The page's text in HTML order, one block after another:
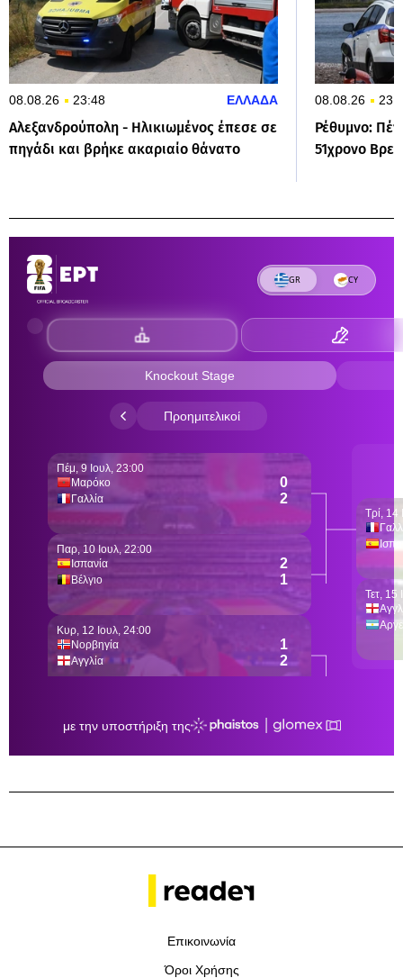
08.08.26 23:48 ΕΛΛΑΔΑ
Αλεξανδρούπολη - Ηλικιωμένος έπεσε σε
πηγάδι και βρήκε ακαριαίο θάνατο
08.08.26
Ρέθυμνο:
51χρονο
Επικοινωνία
Όροι Χρήσης